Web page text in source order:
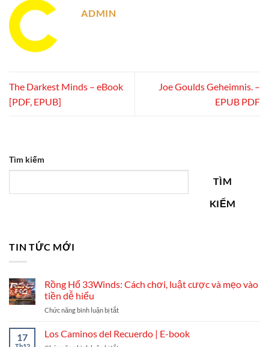
ADMIN
The Darkest Minds – eBook
[PDF, EPUB]
Joe Goulds Geheimnis. –
EPUB PDF
Tìm kiếm
TÌM
KIẾM
TIN TỨC MỚI
Rồng Hổ 33Winds: Cách chơi, luật cược và mẹo vào
tiền dễ hiểu
Chức năng bình luận bị tắtở
Hổ
33Winds:
17 Los Caminos del Recuerdo | E-book